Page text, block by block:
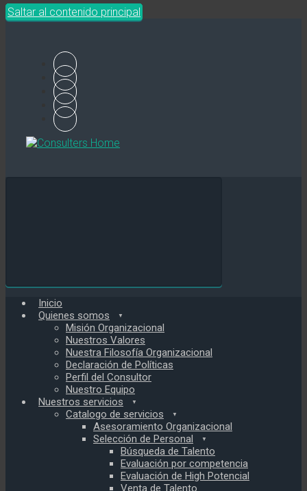
Saltar al contenido principal
Inicio
Quienes somos
Misión Organizacional
Nuestros Valores
Nuestra Filosofía Organizacional
Declaración de Políticas
Perfil del Consultor
Nuestro Equipo
Nuestros servicios
Catalogo de servicios
Asesoramiento Organizacional
Selección de Personal
Búsqueda de Talento
Evaluación por competencia
Evaluación de High Potencial
Venta de Talento